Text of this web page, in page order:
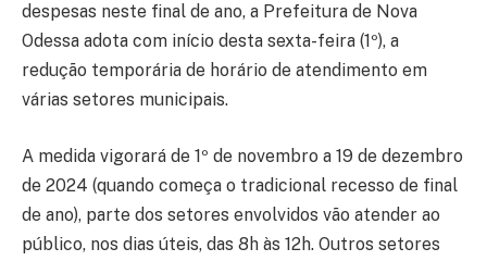
despesas neste final de ano, a Prefeitura de Nova
Odessa adota com início desta sexta-feira (1º), a
redução temporária de horário de atendimento em
várias setores municipais.
A medida vigorará de 1º de novembro a 19 de dezembro
de 2024 (quando começa o tradicional recesso de final
de ano), parte dos setores envolvidos vão atender ao
público, nos dias úteis, das 8h às 12h. Outros setores